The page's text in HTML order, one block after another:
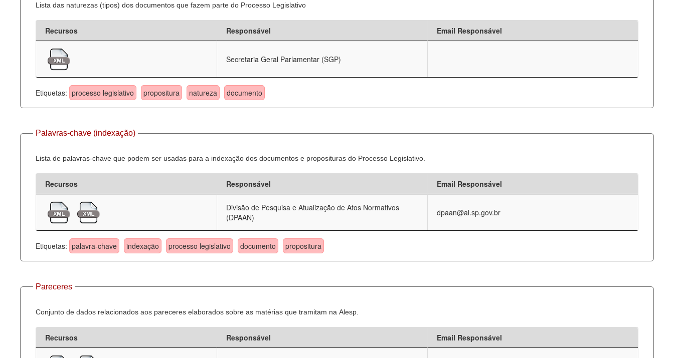
Lista das naturezas (tipos) dos documentos que fazem parte do Processo Legislativo
Recursos Responsável Email Responsável
Secretaria Geral Parlamentar (SGP)
Etiquetas: processo legislativo propositura natureza documento
Palavras-chave (indexação)
Lista de palavras-chave que podem ser usadas para a indexação dos documentos e proposituras do Processo Legislativo.
Recursos Responsável Email Responsável
Divisão de Pesquisa e Atualização de Atos Normativos
(DPAAN)
dpaan@al.sp.gov.br
Etiquetas: palavra-chave indexação processo legislativo documento propositura
Pareceres
Conjunto de dados relacionados aos pareceres elaborados sobre as matérias que tramitam na Alesp.
Recursos Responsável Email Responsável